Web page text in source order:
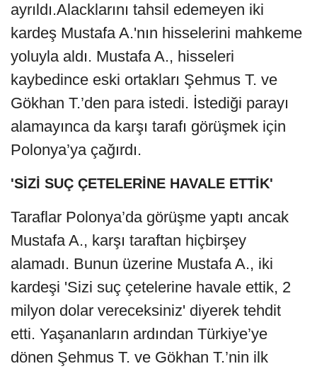
ayrıldı.Alacklarını tahsil edemeyen iki
kardeş Mustafa A.'nın hisselerini mahkeme
yoluyla aldı. Mustafa A., hisseleri
kaybedince eski ortakları Şehmus T. ve
Gökhan T.’den para istedi. İstediği parayı
alamayınca da karşı tarafı görüşmek için
Polonya’ya çağırdı.
'SİZİ SUÇ ÇETELERİNE HAVALE ETTİK'
Taraflar Polonya’da görüşme yaptı ancak
Mustafa A., karşı taraftan hiçbirşey
alamadı. Bunun üzerine Mustafa A., iki
kardeşi 'Sizi suç çetelerine havale ettik, 2
milyon dolar vereceksiniz' diyerek tehdit
etti. Yaşananların ardından Türkiye’ye
dönen Şehmus T. ve Gökhan T.’nin ilk